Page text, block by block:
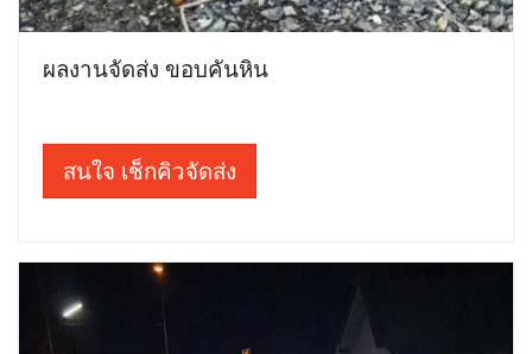
ผลงานจัดส่ง ขอบคันหิน
สนใจ เช็กคิวจัดส่ง